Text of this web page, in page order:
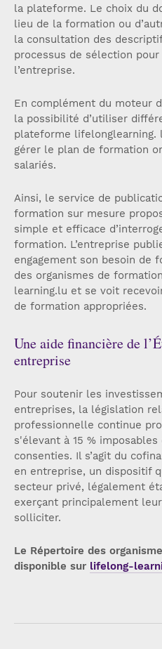
la plateforme. Le choix du
lieu de la formation ou
la consultation des
processus de sélection pour
l’entreprise.
En complément du moteur
la possibilité d’utiliser
plateforme lifelonglearning.
gérer le plan de formation
salariés.
Ainsi, le service de
formation sur mesure
simple et efficace
formation. L’entreprise
engagement son besoin de
des organismes de
learning.lu et se voit
de formation appropriées.
Une aide financière de
entreprise
Pour soutenir les
entreprises, la législation
professionnelle continue
s'élevant à 15 %
consenties. Il s’agit du
en entreprise, un dispositif
secteur privé, légalement
exerçant principalement
solliciter.
Le Répertoire des
disponible sur lifelong-